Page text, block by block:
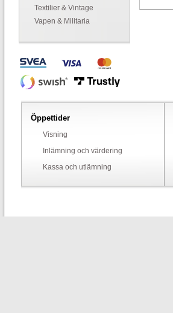
Textilier & Vintage
Vapen & Militaria
Öppettider
Visning
Inlämning och värdering
Kassa och utlämning